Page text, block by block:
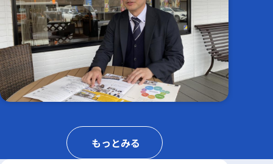
もっとみる